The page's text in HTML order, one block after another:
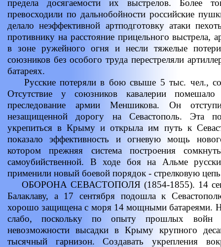
предела досягаемости их выстрелов. Более
превосходили по дальнобойности российские
делало неэффективной артподготовку атаки
противнику на расстояние прицельного выстрела,
в зоне ружейного огня и несли тяжелые
союзников без особого труда перестреляли
батареях.
Русские потеряли в бою свыше 5 тыс. чел.,
Отсутствие у союзников кавалерии помешало
преследование армии Меншикова. Он
незащищенной дорогу на Севастополь. Эта
укрепиться в Крыму и открыла им путь к
показало эффективность и огневую мощь
котором прежняя система построения
самоубийственной. В ходе боя на Альме
применили новый боевой порядок - стрелковую
ОБОРОНА СЕВАСТОПОЛЯ (1854-1855). 14
Балаклаву, а 17 сентября подошла к
хорошо защищена с моря 14 мощными батареями.
слабо, поскольку по опыту прошлых войн
невозможности высадки в Крыму крупного
тысячный гарнизон. Создавать укрепления